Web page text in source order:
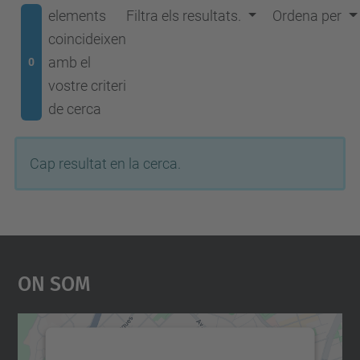
0
elements
coincideixen
amb el
vostre criteri
de cerca
Filtra els resultats. Ordena per
Cap resultat en la cerca.
On Som